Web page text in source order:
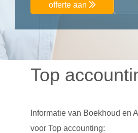
offerte aan
Top
Informatie van Boekhoud en
voor Top accounting: